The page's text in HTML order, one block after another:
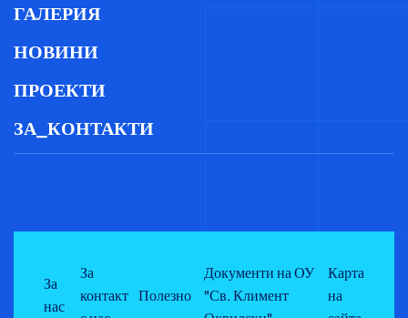
ГАЛЕРИЯ
НОВИНИ
ПРОЕКТИ
ЗА_КОНТАКТИ
За
нас
За
контакт
Полезно
Документи на ОУ
"Св. Климент
Карта
на